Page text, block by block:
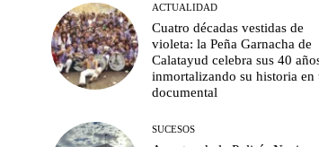
ACTUALIDAD
Cuatro décadas vestidas de
violeta: la Peña Garnacha de
Calatayud celebra sus 40
inmortalizando su historia en
documental
SUCESOS